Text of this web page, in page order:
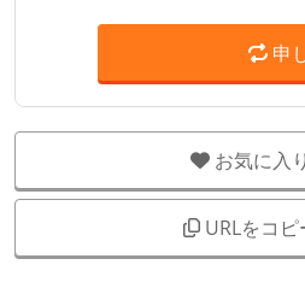
申
お気に入
URLをコピ